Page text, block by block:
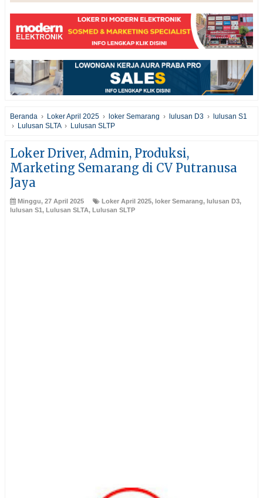
Beranda › Loker April 2025 › loker Semarang › lulusan D3 › lulusan S1
› Lulusan SLTA › Lulusan SLTP
Loker Driver, Admin, Produksi,
Marketing Semarang di CV Putranusa
Jaya
Minggu, 27 April 2025 Loker April 2025, loker Semarang, lulusan D3,
lulusan S1, Lulusan SLTA, Lulusan SLTP